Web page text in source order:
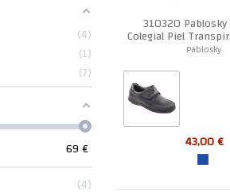
310320
Colegial Piel
Niño
Pablosky
43,00 €
4
1
7
69€
4